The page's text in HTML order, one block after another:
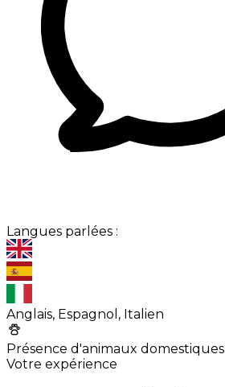
Langues parlées :
Anglais, Espagnol, Italien
Présence d'animaux domestiques
Votre expérience